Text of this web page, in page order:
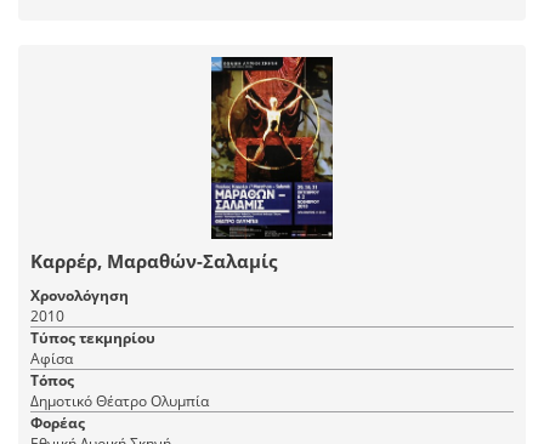
Καρρέρ, Μαραθών-Σαλαμίς
Χρονολόγηση
2010
Τύπος τεκμηρίου
Αφίσα
Τόπος
Δημοτικό Θέατρο Ολυμπία
Φορέας